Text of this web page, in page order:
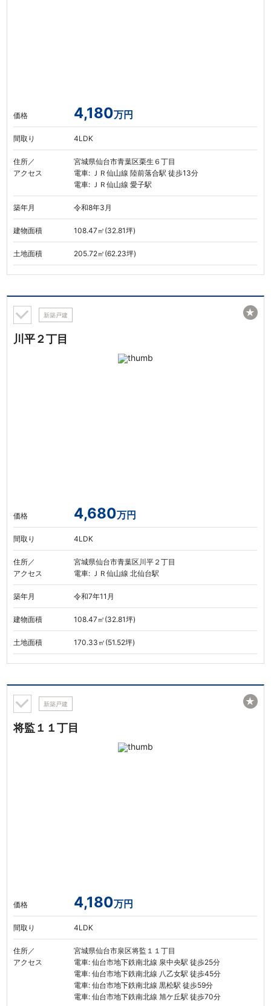
価格 4,180万円
間取り 4LDK
住所／
アクセス
宮城県仙台市青葉区栗生６丁目
電車: ＪＲ仙山線 陸前落合駅 徒歩13分
電車: ＪＲ仙山線 愛子駅
築年月 令和8年3月
建物面積 108.47㎡(32.81坪)
土地面積 205.72㎡(62.23坪)
新築戸建
川平２丁目
価格 4,680万円
間取り 4LDK
住所／
アクセス
宮城県仙台市青葉区川平２丁目
電車: ＪＲ仙山線 北仙台駅
築年月 令和7年11月
建物面積 108.47㎡(32.81坪)
土地面積 170.33㎡(51.52坪)
★
新築戸建
将監１１丁目
価格 4,180万円
間取り 4LDK
住所／
アクセス
宮城県仙台市泉区将監１１丁目
電車: 仙台市地下鉄南北線 泉中央駅 徒歩25分
電車: 仙台市地下鉄南北線 八乙女駅 徒歩45分
電車: 仙台市地下鉄南北線 黒松駅 徒歩59分
電車: 仙台市地下鉄南北線 旭ケ丘駅 徒歩70分
★